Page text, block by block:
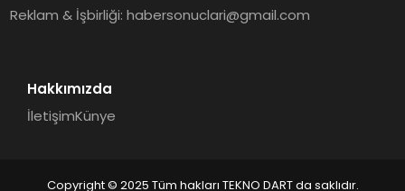
Reklam & İşbirliği:habersonuclari@gmail.com
Hakkımızda
İletişimKünye
Copyright © 2025 Tüm hakları TEKNO DART da saklıdır.